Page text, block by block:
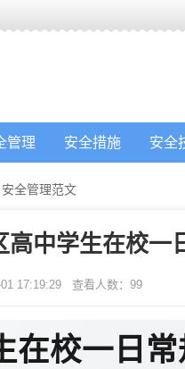
管理 安全措施 安全
安全管理范文
高中学生在校一
17:19:29 查看人数： 99
在校一日